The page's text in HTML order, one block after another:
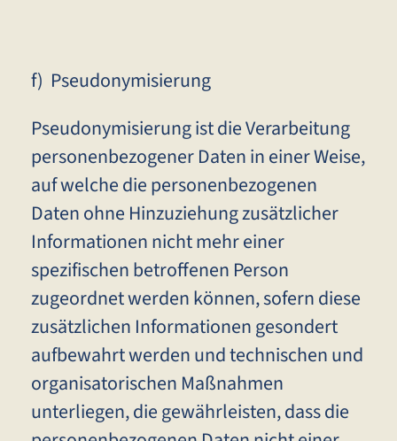
f) Pseudonymisierung
Pseudonymisierung ist die Verarbeitung
personenbezogener Daten in einer Weise,
auf welche die personenbezogenen
Daten ohne Hinzuziehung zusätzlicher
Informationen nicht mehr einer
spezifischen betroffenen Person
zugeordnet werden können, sofern diese
zusätzlichen Informationen gesondert
aufbewahrt werden und technischen und
organisatorischen Maßnahmen
unterliegen, die gewährleisten, dass die